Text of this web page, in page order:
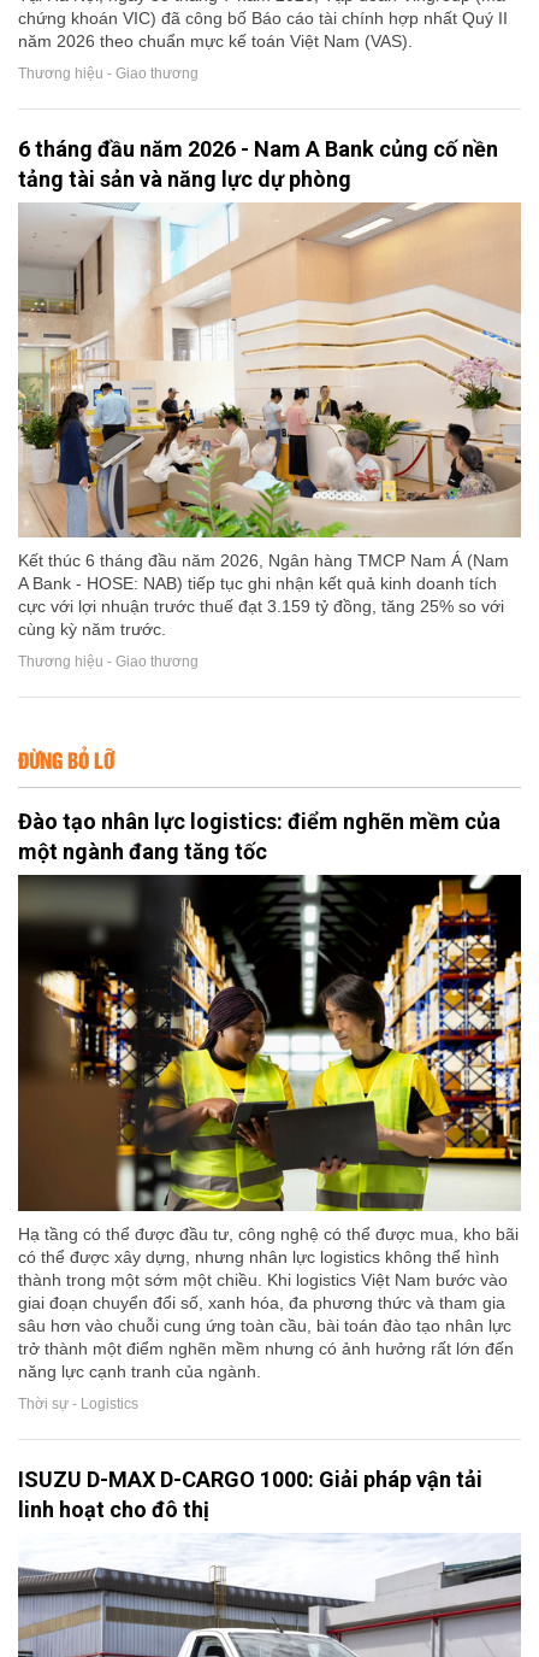
chứng khoán VIC) đã công bố Báo cáo tài chính hợp nhất Quý II
năm 2026 theo chuẩn mực kế toán Việt Nam (VAS).
Thương hiệu - Giao thương
6 tháng đầu năm 2026 - Nam A Bank củng cố nền
tảng tài sản và năng lực dự phòng
Kết thúc 6 tháng đầu năm 2026, Ngân hàng TMCP Nam Á (Nam
A Bank - HOSE: NAB) tiếp tục ghi nhận kết quả kinh doanh tích
cực với lợi nhuận trước thuế đạt 3.159 tỷ đồng, tăng 25% so với
cùng kỳ năm trước.
Thương hiệu - Giao thương
ĐỪNG BỎ LỠ
Đào tạo nhân lực logistics: điểm nghẽn mềm của
một ngành đang tăng tốc
Hạ tầng có thể được đầu tư, công nghệ có thể được mua, kho bãi
có thể được xây dựng, nhưng nhân lực logistics không thể hình
thành trong một sớm một chiều. Khi logistics Việt Nam bước vào
giai đoạn chuyển đổi số, xanh hóa, đa phương thức và tham gia
sâu hơn vào chuỗi cung ứng toàn cầu, bài toán đào tạo nhân lực
trở thành một điểm nghẽn mềm nhưng có ảnh hưởng rất lớn đến
năng lực cạnh tranh của ngành.
Thời sự - Logistics
ISUZU D-MAX D-CARGO 1000: Giải pháp vận tải
linh hoạt cho đô thị